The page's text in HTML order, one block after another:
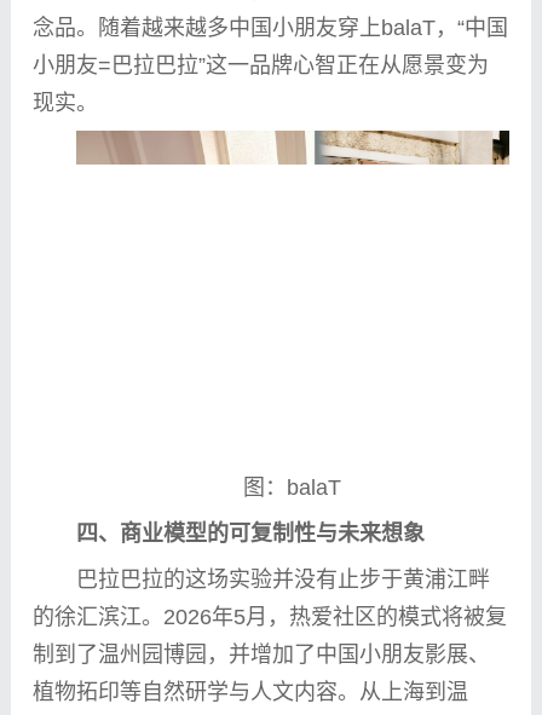
念品。随着越来越多中国小朋友穿上balaT，“中国
小朋友=巴拉巴拉”这一品牌心智正在从愿景变为
现实。
图：balaT
四、商业模型的可复制性与未来想象
巴拉巴拉的这场实验并没有止步于黄浦江畔
的徐汇滨江。2026年5月，热爱社区的模式将被复
制到了温州园博园，并增加了中国小朋友影展、
植物拓印等自然研学与人文内容。从上海到温